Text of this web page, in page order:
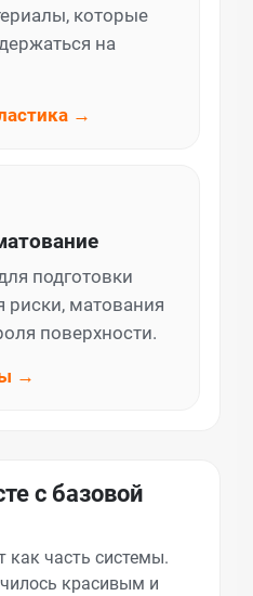
которые
на
→
подготовки
риски, матования
поверхности.
→
с базовой
как часть системы.
красивым и